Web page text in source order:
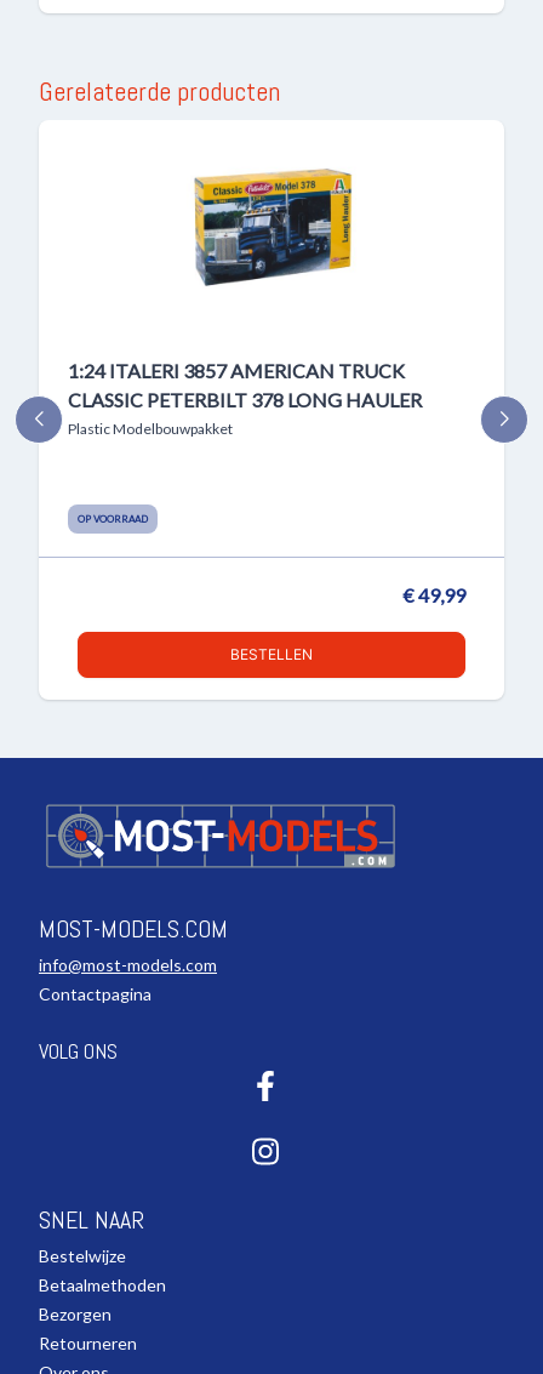
Gerelateerde producten
1:24 ITALERI 3857 AMERICAN TRUCK
CLASSIC PETERBILT 378 LONG HAULER
Plastic Modelbouwpakket
OP VOORRAAD
€ 49,99
BESTELLEN
MOST-MODELS.COM
info@most-models.com
Contactpagina
VOLG ONS
SNEL NAAR
Bestelwijze
Betaalmethoden
Bezorgen
Retourneren